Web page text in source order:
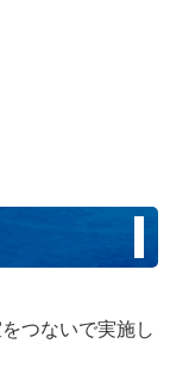
つないで実施し